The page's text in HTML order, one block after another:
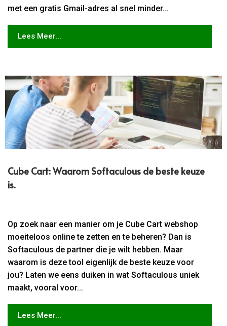
met een gratis Gmail-adres al snel minder...
Lees Meer...
Cube Cart: Waarom Softaculous de beste keuze
is.​
Op zoek naar een manier om je Cube Cart webshop
moeiteloos online te zetten en te beheren? Dan is
Softaculous de partner die je wilt hebben. Maar
waarom is deze tool eigenlijk de beste keuze voor
jou? Laten we eens duiken in wat Softaculous uniek
maakt, vooral voor...
Lees Meer...